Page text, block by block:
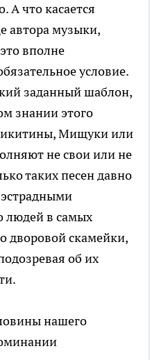
А что касается
автора музыки,
вполне
условие.
заданный шаблон,
знании этого
Мищуки или
не свои или не
таких песен давно
людей в самых
дворовой скамейки,
об их
нашего